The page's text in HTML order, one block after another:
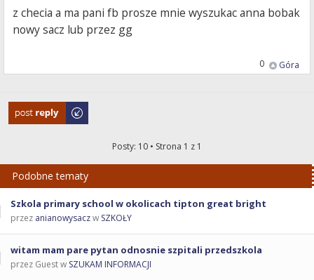
z checia a ma pani fb prosze mnie wyszukac anna bobak
nowy sacz lub przez gg
Góra
0
Odpowiedz
Posty: 10 • Strona 1 z 1
Podobne tematy
Szkola primary school w okolicach tipton great bright
przez anianowysaczw SZKOŁY
witam mam pare pytan odnosnie szpitali przedszkola
przez Guest w SZUKAM INFORMACJI